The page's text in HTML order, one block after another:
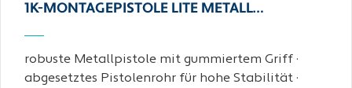
1K-MONTAGEPISTOLE LITE METALL…
robuste Metallpistole mit gummiertem Griff ·
abgesetztes Pistolenrohr für hohe Stabilität ·